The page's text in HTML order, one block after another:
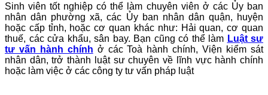
Sinh viên tốt nghiệp có thể làm chuyên viên ở các Ủy ban
nhân dân phường xã, các Ủy ban nhân dân quận, huyện
hoặc cấp tỉnh, hoặc cơ quan khác như: Hải quan, cơ quan
thuế, các cửa khẩu, sân bay. Bạn cũng có thể làm Luật sư
tư vấn hành chính ở các Toà hành chính, Viện kiểm sát
nhân dân, trở thành luật sư chuyên về lĩnh vực hành chính
hoặc làm việc ở các công ty tư vấn pháp luật